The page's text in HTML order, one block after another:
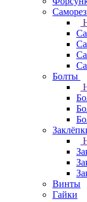
Болты
Винты
Гайки